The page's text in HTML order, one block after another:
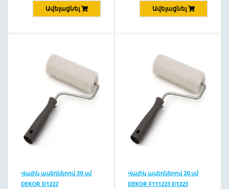
Ավելացնել Ավելացնել
Վալիկ ասեղներով 30 սմ
DEKOR D1222
Վալիկ ասեղներով 20 սմ
DEKOR F111223 D1223